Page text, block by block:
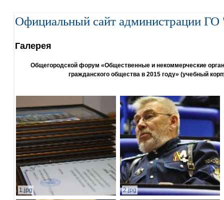
Официальный сайт администрации ГО
Галерея
Общегородской форум «Общественные и некоммерческие
гражданского общества в 2015 году» (учебный
1.jpg 2.jpg